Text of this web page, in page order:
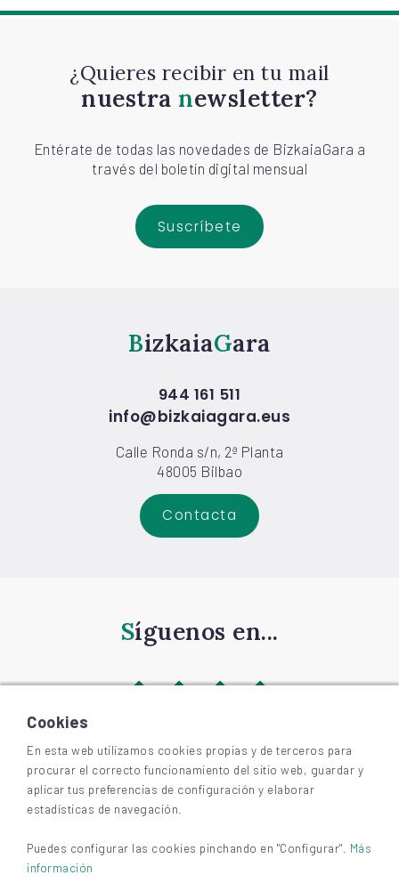
¿Quieres recibir en tu mail
nuestra newsletter?
Entérate de todas las novedades de BizkaiaGara a
través del boletín digital mensual
Suscríbete
Bizkaia Gara
944 161 511
info@bizkaiagara.eus
Calle Ronda s/n, 2ª Planta
48005 Bilbao
Contacta
Síguenos en...
©2026 BIZKAIAGARA
Accesibilidad
Aviso legal y privacidad
Cookies
En esta web utilizamos cookies propias y de terceros para
procurar el correcto funcionamiento del sitio web, guardar y
aplicar tus preferencias de configuración y elaborar
estadísticas de navegación.
Puedes configurar las cookies pinchando en "Configurar". Más
información